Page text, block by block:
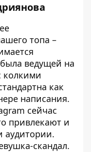
топа –
ведущей на
колкими
как
написания.
сейчас
привлекают и
аудитории.
скандал.